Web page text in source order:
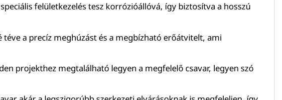
felületkezelés tesz korrózióállóvá, így biztosítva a hosszú
a precíz meghúzást és a megbízható erőátvitelt, ami
projekthez megtalálható legyen a megfelelő csavar, legyen szó